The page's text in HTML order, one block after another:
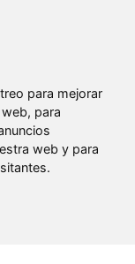
para mejorar
para
web y para